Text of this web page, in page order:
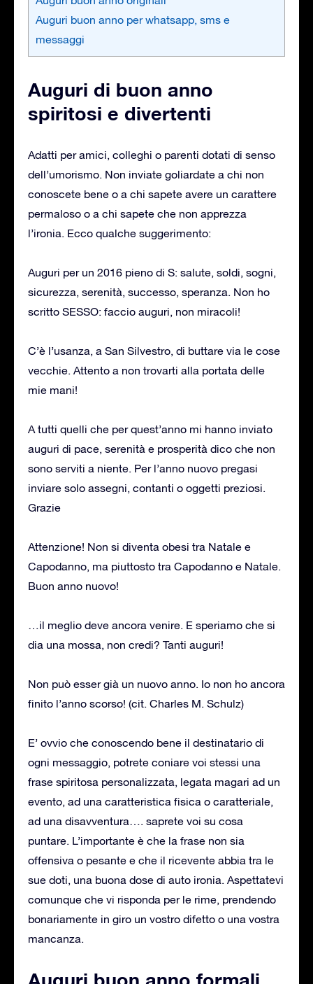
Auguri buon anno per whatsapp, sms e
messaggi
Auguri di buon anno
spiritosi e divertenti
Adatti per amici, colleghi o parenti dotati di senso
dell’umorismo. Non inviate goliardate a chi non
conoscete bene o a chi sapete avere un carattere
permaloso o a chi sapete che non apprezza
l’ironia. Ecco qualche suggerimento:
Auguri per un 2016 pieno di S: salute, soldi, sogni,
sicurezza, serenità, successo, speranza. Non ho
scritto SESSO: faccio auguri, non miracoli!
C’è l’usanza, a San Silvestro, di buttare via le cose
vecchie. Attento a non trovarti alla portata delle
mie mani!
A tutti quelli che per quest’anno mi hanno inviato
auguri di pace, serenità e prosperità dico che non
sono serviti a niente. Per l’anno nuovo pregasi
inviare solo assegni, contanti o oggetti preziosi.
Grazie
Attenzione! Non si diventa obesi tra Natale e
Capodanno, ma piuttosto tra Capodanno e Natale.
Buon anno nuovo!
…il meglio deve ancora venire. E speriamo che si
dia una mossa, non credi? Tanti auguri!
Non può esser già un nuovo anno. Io non ho ancora
finito l’anno scorso! (cit. Charles M. Schulz)
E’ ovvio che conoscendo bene il destinatario di
ogni messaggio, potrete coniare voi stessi una
frase spiritosa personalizzata, legata magari ad un
evento, ad una caratteristica fisica o caratteriale,
ad una disavventura…. saprete voi su cosa
puntare. L’importante è che la frase non sia
offensiva o pesante e che il ricevente abbia tra le
sue doti, una buona dose di auto ironia. Aspettatevi
comunque che vi risponda per le rime, prendendo
bonariamente in giro un vostro difetto o una vostra
mancanza.